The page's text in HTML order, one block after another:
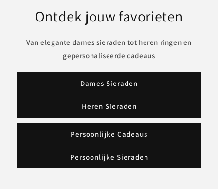
Ontdek jouw favorieten
Van elegante dames sieraden tot heren ringen en
gepersonaliseerde cadeaus
Dames Sieraden
Heren Sieraden
Persoonlijke Cadeaus
Persoonlijke Sieraden